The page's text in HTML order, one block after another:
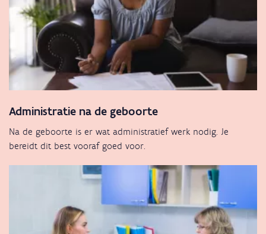
Administratie na de geboorte
Na de geboorte is er wat administratief werk nodig. Je
bereidt dit best vooraf goed voor.